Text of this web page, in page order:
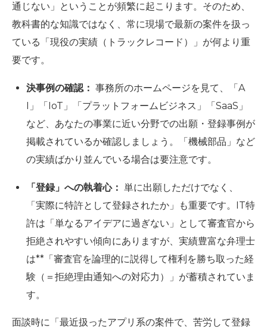
通じない」ということが頻繁に起こります。そのため、
教科書的な知識ではなく、 常に現場で最新の案件を扱っ
ている「現役の実績（トラックレコード）」 が何より重
要です。
決事例の確認： 事務所のホームページを見て、「A
I」「IoT」「プラットフォームビジネス」「SaaS」
など、あなたの事業に近い分野での出願・登録事例が
掲載されているか確認しましょう。「機械部品」など
の実績ばかり並んでいる場合は要注意です。
「登録」への執着心： 単に出願しただけでなく、
「実際に特許として登録されたか」も重要です。IT特
許は「単なるアイデアに過ぎない」として審査官から
拒絶されやすい傾向にありますが、実績豊富な弁理士
は** 「審査官を論理的に説得して権利を勝ち取った経
験（＝拒絶理由通知への対応力）」 が蓄積されていま
す。
面談時に「最近扱ったアプリ系の案件で、苦労して登録